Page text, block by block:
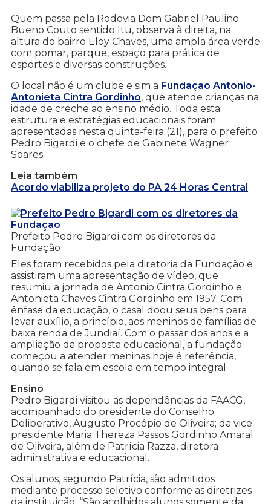
Quem passa pela Rodovia Dom Gabriel Paulino
Bueno Couto sentido Itu, observa à direita, na
altura do bairro Eloy Chaves, uma ampla área verde
com pomar, parque, espaço para prática de
esportes e diversas construções.
O local não é um clube e sim a Fundação Antonio-
Antonieta Cintra Gordinho, que atende crianças na
idade de creche ao ensino médio. Toda esta
estrutura e estratégias educacionais foram
apresentadas nesta quinta-feira (21), para o prefeito
Pedro Bigardi e o chefe de Gabinete Wagner
Soares.
Leia também
Acordo viabiliza projeto do PA 24 Horas Central
Prefeito Pedro Bigardi com os diretores da
Fundação
Eles foram recebidos pela diretoria da Fundação e
assistiram uma apresentação de vídeo, que
resumiu a jornada de Antonio Cintra Gordinho e
Antonieta Chaves Cintra Gordinho em 1957. Com
ênfase da educação, o casal doou seus bens para
levar auxílio, a princípio, aos meninos de famílias de
baixa renda de Jundiaí. Com o passar dos anos e a
ampliação da proposta educacional, a fundação
começou a atender meninas hoje é referência,
quando se fala em escola em tempo integral.
Ensino
Pedro Bigardi visitou as dependências da FAACG,
acompanhado do presidente do Conselho
Deliberativo, Augusto Procópio de Oliveira; da vice-
presidente Maria Thereza Passos Gordinho Amaral
de Oliveira, além de Patrícia Razza, diretora
administrativa e educacional.
Os alunos, segundo Patrícia, são admitidos
mediante processo seletivo conforme as diretrizes